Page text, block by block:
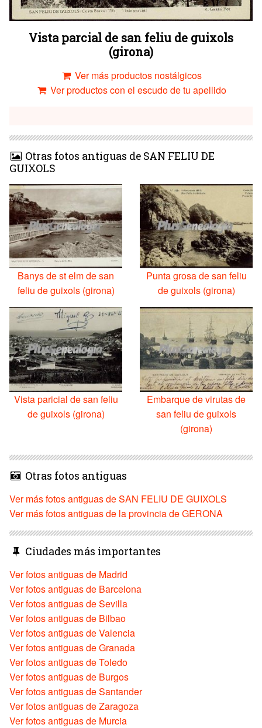
Vista parcial de san feliu de guixols
(girona)
Ver más productos nostálgicos
Ver productos con el escudo de tu apellido
Otras fotos antiguas de SAN FELIU DE
GUIXOLS
Banys de st elm de san
feliu de guixols (girona)
Punta grosa de san feliu
de guixols (girona)
Vista paricial de san feliu
de guixols (girona)
Embarque de virutas de
san feliu de guixols
(girona)
Otras fotos antiguas
Ver más fotos antiguas de SAN FELIU DE GUIXOLS
Ver más fotos antiguas de la provincia de GERONA
Ciudades más importantes
Ver fotos antiguas de Madrid
Ver fotos antiguas de Barcelona
Ver fotos antiguas de Sevilla
Ver fotos antiguas de Bilbao
Ver fotos antiguas de Valencia
Ver fotos antiguas de Granada
Ver fotos antiguas de Toledo
Ver fotos antiguas de Burgos
Ver fotos antiguas de Santander
Ver fotos antiguas de Zaragoza
Ver fotos antiguas de Murcia